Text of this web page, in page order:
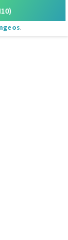
.